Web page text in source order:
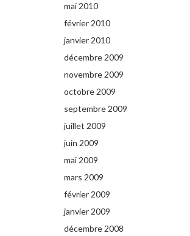
mai 2010
février 2010
janvier 2010
décembre 2009
novembre 2009
octobre 2009
septembre 2009
juillet 2009
juin 2009
mai 2009
mars 2009
février 2009
janvier 2009
décembre 2008